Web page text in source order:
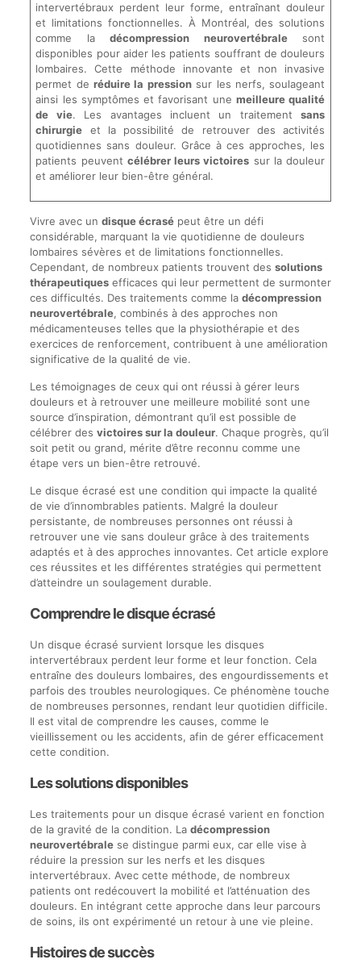
intervertébraux perdent leur forme, entraînant douleur
et limitations fonctionnelles. À Montréal, des solutions
comme ladécompression neurovertébralesont
disponibles pour aider les patients souffrant de douleurs
lombaires. Cette méthode innovante et non invasive
permet deréduire la pressionsur les nerfs, soulageant
ainsi les symptômes et favorisant unemeilleure qualité
de vie. Les avantages incluent un traitementsans
chirurgie et la possibilité de retrouver des activités
quotidiennes sans douleur. Grâce à ces approches, les
patients peuvent célébrer leurs victoires sur la douleur
et améliorer leur bien-être général.
Vivre avec un disque écrasépeut être un défi
considérable, marquant la vie quotidienne de douleurs
lombaires sévères et de limitations fonctionnelles.
Cependant, de nombreux patients trouvent des solutions
thérapeutiquesefficaces qui leur permettent de surmonter
ces difficultés. Des traitements comme la décompression
neurovertébrale, combinés à des approches non
médicamenteuses telles que la physiothérapie et des
exercices de renforcement, contribuent à une amélioration
significative de la qualité de vie.
Les témoignages de ceux qui ont réussi à gérer leurs
douleurs et à retrouver une meilleure mobilité sont une
source d’inspiration, démontrant qu’il est possible de
célébrer des victoires sur la douleur. Chaque progrès, qu’il
soit petit ou grand, mérite d’être reconnu comme une
étape vers un bien-être retrouvé.
Le disque écrasé est une condition qui impacte la qualité
de vie d’innombrables patients. Malgré la douleur
persistante, de nombreuses personnes ont réussi à
retrouver une vie sans douleur grâce à des traitements
adaptés et à des approches innovantes. Cet article explore
ces réussites et les différentes stratégies qui permettent
d’atteindre un soulagement durable.
Comprendre le disque écrasé
Un disque écrasé survient lorsque les disques
intervertébraux perdent leur forme et leur fonction. Cela
entraîne des douleurs lombaires, des engourdissements et
parfois des troubles neurologiques. Ce phénomène touche
de nombreuses personnes, rendant leur quotidien difficile.
Il est vital de comprendre les causes, comme le
vieillissement ou les accidents, afin de gérer efficacement
cette condition.
Les solutions disponibles
Les traitements pour un disque écrasé varient en fonction
de la gravité de la condition. La décompression
neurovertébralese distingue parmi eux, car elle vise à
réduire la pression sur les nerfs et les disques
intervertébraux. Avec cette méthode, de nombreux
patients ont redécouvert la mobilité et l’atténuation des
douleurs. En intégrant cette approche dans leur parcours
de soins, ils ont expérimenté un retour à une vie pleine.
Histoires de succès